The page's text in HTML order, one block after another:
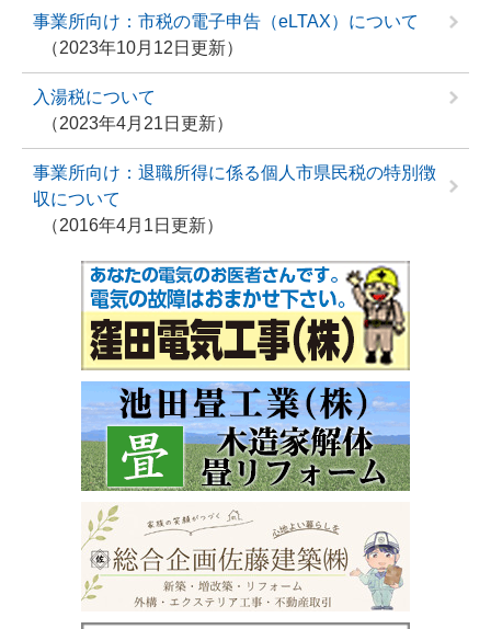
事業所向け：市税の電子申告（eLTAX）について
2023年10月12日更新
入湯税について
2023年4月21日更新
事業所向け：退職所得に係る個人市県民税の特別徴
収について
2016年4月1日更新